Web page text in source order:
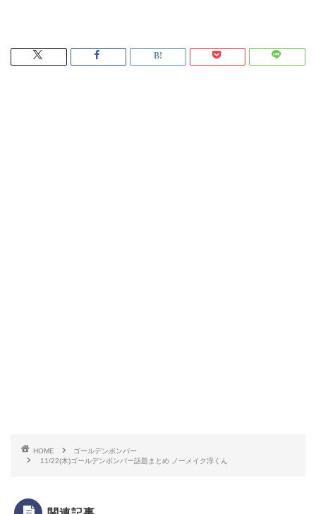
HOME
ゴールデンボンバー
11/22(木)ゴールデンボンバー話題まとめ ノーメイク淳くん